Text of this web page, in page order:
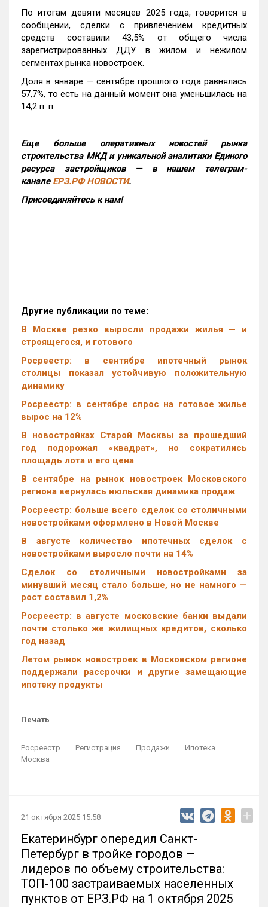
По итогам девяти месяцев 2025 года, говорится в
сообщении, сделки с привлечением кредитных
средств составили 43,5% от общего числа
зарегистрированных ДДУ в жилом и нежилом
сегментах рынка новостроек.
Доля в январе — сентябре прошлого года равнялась
57,7%, то есть на данный момент она уменьшилась на
14,2 п. п.
Еще больше оперативных новостей рынка
строительства МКД и уникальной аналитики Единого
ресурса застройщиков — в нашем телеграм-
канале ЕРЗ.РФ НОВОСТИ.
Присоединяйтесь к нам!
Другие публикации по теме:
В Москве резко выросли продажи жилья — и
строящегося, и готового
Росреестр: в сентябре ипотечный рынок
столицы показал устойчивую положительную
динамику
Росреестр: в сентябре спрос на готовое жилье
вырос на 12%
В новостройках Старой Москвы за прошедший
год подорожал «квадрат», но сократились
площадь лота и его цена
В сентябре на рынок новостроек Московского
региона вернулась июльская динамика продаж
Росреестр: больше всего сделок со столичными
новостройками оформлено в Новой Москве
В августе количество ипотечных сделок с
новостройками выросло почти на 14%
Cделок со столичными новостройками за
минувший месяц стало больше, но не намного —
рост составил 1,2%
Росреестр: в августе московские банки выдали
почти столько же жилищных кредитов, сколько
год назад
Летом рынок новостроек в Московском регионе
поддержали рассрочки и другие замещающие
ипотеку продукты
Печать
Росреестр Регистрация Продажи
Ипотека
Москва
21 октября 2025 15:58 +
Екатеринбург опередил Санкт-
Петербург в тройке городов —
лидеров по объему строительства:
ТОП-100 застраиваемых населенных
пунктов от ЕРЗ.РФ на 1 октября 2025